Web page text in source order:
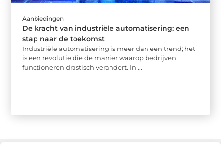
Aanbiedingen
De kracht van industriële automatisering: een
stap naar de toekomst
Industriële automatisering is meer dan een trend; het
is een revolutie die de manier waarop bedrijven
functioneren drastisch verandert. In ...